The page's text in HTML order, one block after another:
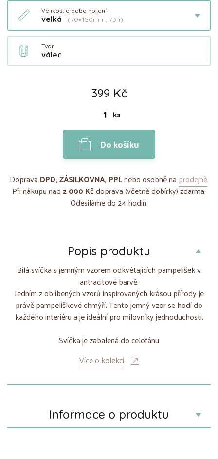
Velikost a doba hoření
velká (70x150mm, 73h)
Tvar
válec
399 Kč
ks
Do košíku
Doprava DPD, ZÁSILKOVNA, PPLnebo osobně na prodejně.
Při nákupu nad2 000 Kčdoprava (včetně dobírky) zdarma.
Odesíláme do 24 hodin.
Popis produktu
Bílá svíčka s jemným vzorem odkvétajících pampelišek v
antracitové barvě.
Jedním z oblíbených vzorů inspirovaných krásou přírody je
právě pampeliškové chmýří. Tento jemný vzor se hodí do
každého interiéru a je ideální pro milovníky jednoduchosti.
Svíčka je zabalená do celofánu
Více o kolekci
Informace o produktu